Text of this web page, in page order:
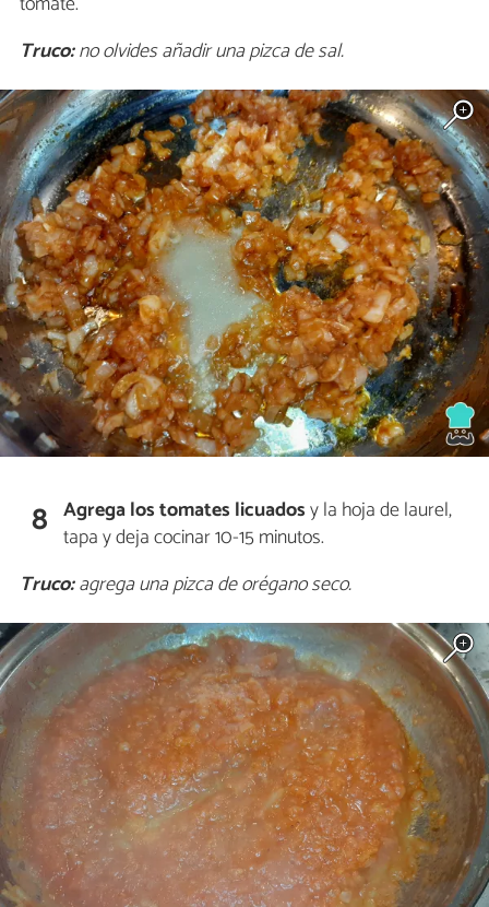
Truco:no olvides añadir una pizca de sal.
8 Agrega los tomates licuadosy la hoja de laurel,
tapa y deja cocinar 10-15 minutos.
Truco:agrega una pizca de orégano seco.